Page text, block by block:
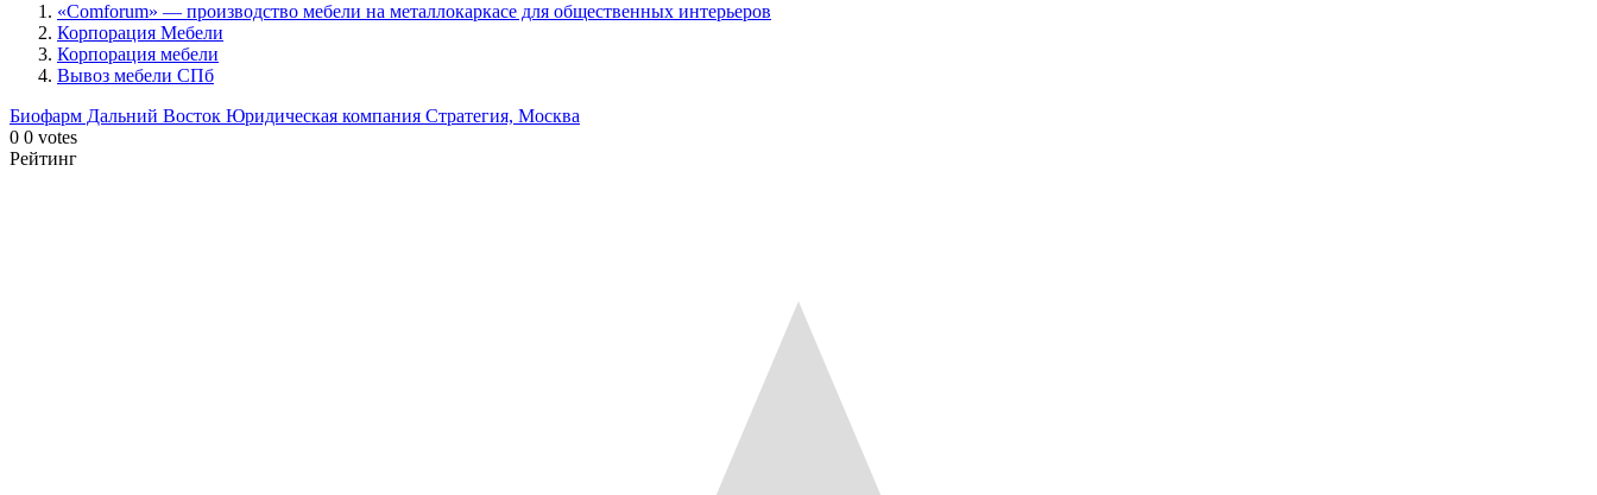
«Comforum» — производство мебели на металлокаркасе для общественных интерьеров
Корпорация Мебели
Корпорация мебели
Вывоз мебели СПб
Биофарм Дальний Восток Юридическая компания Стратегия, Москва
0 0 votes
Рейтинг